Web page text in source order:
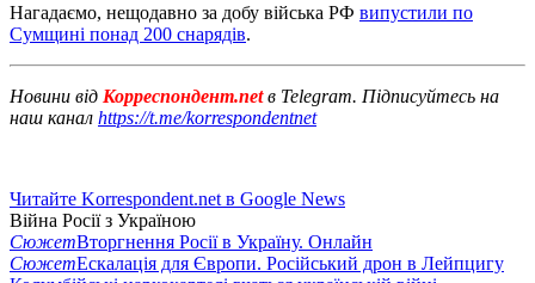
Нагадаємо, нещодавно за добу війська РФ випустили по
Сумщині понад 200 снарядів.
Новини від Корреспондент.netв Telegram. Підписуйтесь на
наш канал https://t.me/korrespondentnet
Читайте Korrespondent.net в Google News
Війна Росії з Україною
СюжетВторгнення Росії в Україну. Онлайн
СюжетЕскалація для Європи. Російський дрон в Лейпцигу